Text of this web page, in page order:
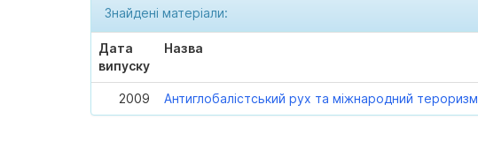
Знайдені матеріали:
Дата
випуску
Назва
2009 Антиглобалістський рух та міжнародний тероризм